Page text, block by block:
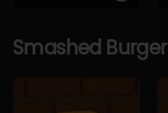
Smashed Burger